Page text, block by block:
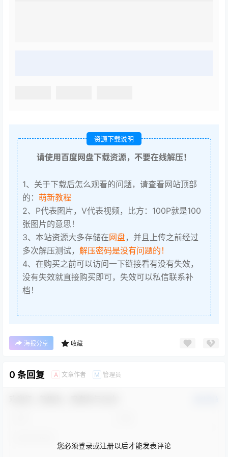
资源下载说明
请使用百度网盘下载资源，不要在线解压！
1、关于下载后怎么观看的问题，请查看网站顶部
的： 萌新教程
2、P代表图片，V代表视频，比方：100P就是100
张图片的意思！
3、本站资源大多存储在网盘，并且上传之前经过
多次解压测试， 解压密码是没有问题的！
4、在购买之前可以访问一下链接看有没有失效，
没有失效就直接购买即可，失效可以私信联系补
档！
海报分享 收藏
0 条回复 A 文章作者 M 管理员
您必须登录或注册以后才能发表评论